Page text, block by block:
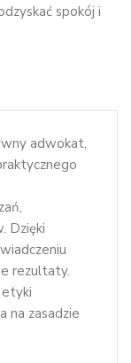
spokój i
adwokat,
Dzięki
rezultaty.
na zasadzie